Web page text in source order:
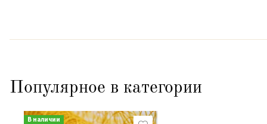
Популярное в категории
В наличии